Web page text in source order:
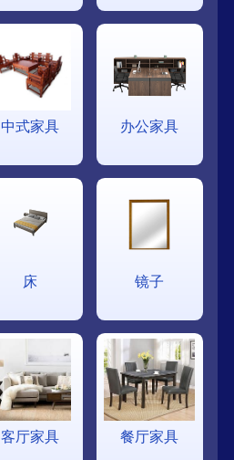
中式家具 办公家具
床 镜子
客厅家具 餐厅家具